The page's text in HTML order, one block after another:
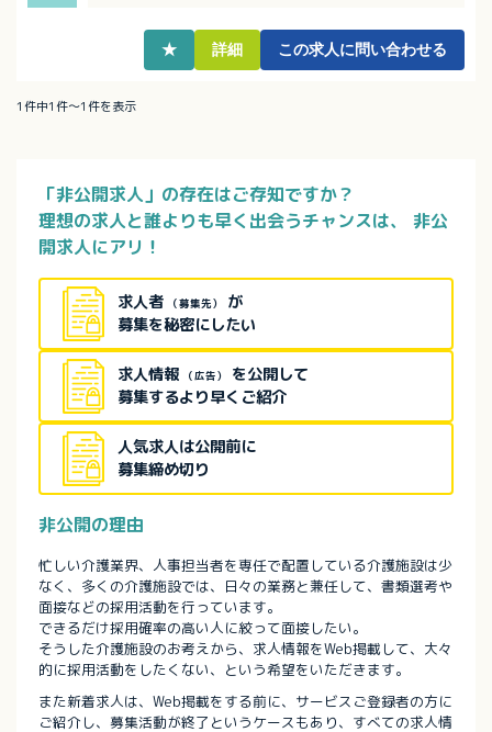
★ 詳細 この求人に問い合わせる
1件中1件～1件を表示
「非公開求人」の存在はご存知ですか？
理想の求人と誰よりも早く出会うチャンスは、
非公
開求人にアリ！
求人者 （募集先）
が
募集を秘密にしたい
求人情報 （広告）
を公開して
募集するより早くご紹介
人気求人は公開前に
募集締め切り
非公開の理由
忙しい介護業界、人事担当者を専任で配置している介護施設は少
なく、多くの介護施設では、日々の業務と兼任して、書類選考や
面接などの採用活動を行っています。
できるだけ採用確率の高い人に絞って面接したい。
そうした介護施設のお考えから、求人情報をWeb掲載して、大々
的に採用活動をしたくない、という希望をいただきます。
また新着求人は、Web掲載をする前に、サービスご登録者の方に
ご紹介し、募集活動が終了というケースもあり、すべての求人情